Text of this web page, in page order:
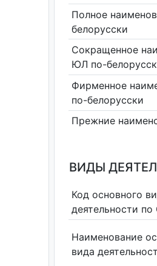
Полное
белорусски
Сокращенное
ЮЛ по-
Фирменное
по-белорусски
Прежние
ВИДЫ
Код основного
деятельности
Наименование
вида